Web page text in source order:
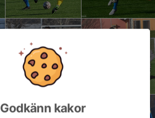
Godkänn kakor